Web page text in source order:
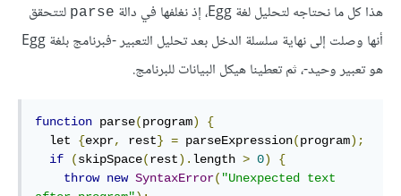
هذا كل ما نحتاجه لتحليل لغة Egg، إذ نغلفها في دالة
parse لتتحقق
أنها وصلت إلى نهاية سلسلة الدخل بعد تحليل التعبير -فبرنامج بلغة Egg
هو تعبير وحيد-، ثم تعطينا هيكل البيانات للبرنامج.
function parse(program)
{
  let
{expr, rest} = parseExpression(program);
if
(skipSpace(rest). length > 0)
{
throw new SyntaxError( "Unexpected text